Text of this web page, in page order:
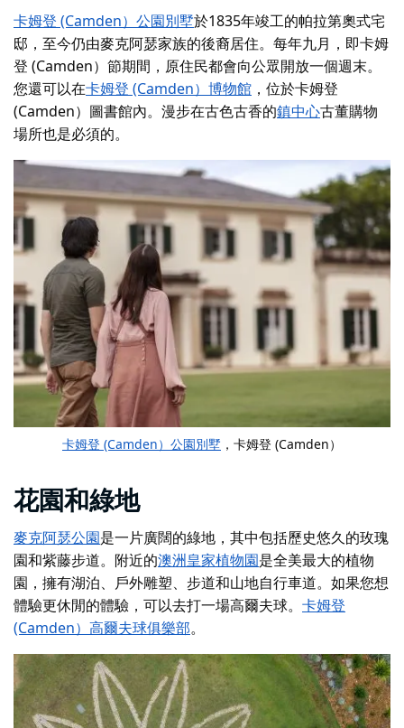
卡姆登 (Camden）公園別墅於1835年竣工的帕拉第奧式宅
邸，至今仍由麥克阿瑟家族的後裔居住。每年九月，即卡姆
登 (Camden）節期間，原住民都會向公眾開放一個週末。
您還可以在卡姆登 (Camden）博物館 ，位於卡姆登
(Camden）圖書館內。漫步在古色古香的鎮中心古董購物
場所也是必須的。
卡姆登 (Camden）公園別墅 ，卡姆登 (Camden）
花園和綠地
麥克阿瑟公園是一片廣闊的綠地，其中包括歷史悠久的玫瑰
園和紫藤步道。附近的澳洲皇家植物園是全美最大的植物
園，擁有湖泊、戶外雕塑、步道和山地自行車道。如果您想
體驗更休閒的體驗，可以去打一場高爾夫球。 卡姆登
(Camden）高爾夫球俱樂部。